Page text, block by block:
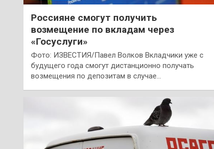
Россияне смогут получить
возмещение по вкладам через
«Госуслуги»
Фото: ИЗВЕСТИЯ/Павел Волков Вкладчики уже с
будущего года смогут дистанционно получать
возмещения по депозитам в случае…